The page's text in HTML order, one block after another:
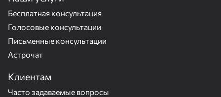
Бесплатная консультация
Голосовые консультации
Письменные консультации
Астрочат
Клиентам
Часто задаваемые вопросы